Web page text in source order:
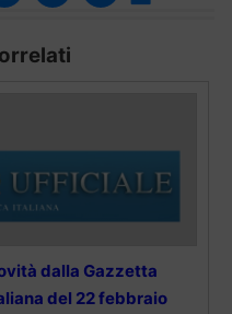
dalla Gazzetta
del 22 febbraio